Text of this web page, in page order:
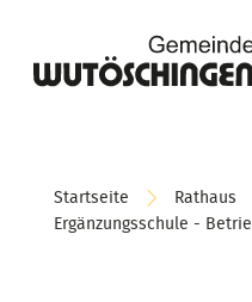
Startseite
Rathaus
Ergänzungsschule -